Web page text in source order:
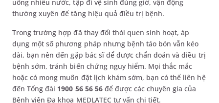
uống nhiều nước, tập đi vệ sinh đúng giờ, vận động
thường xuyên để tăng hiệu quả điều trị bệnh.
Trong trường hợp đã thay đổi thói quen sinh hoạt, áp
dụng một số phương pháp nhưng bệnh táo bón vẫn kéo
dài, bạn nên đến gặp bác sĩ để được chẩn đoán và điều trị
bệnh sớm, tránh biến chứng nguy hiểm. Mọi thắc mắc
hoặc có mong muốn đặt lịch khám sớm, bạn có thể liên hệ
đến Tổng đài 1900 56 56 56 để được các chuyên gia của
Bệnh viện Đa khoa MEDLATEC tư vấn chi tiết.